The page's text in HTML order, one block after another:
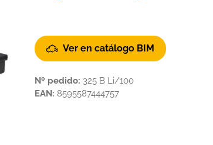
Ver en catálogo BIM
Nº pedido: 325 B Li/100
EAN: 8595587444757